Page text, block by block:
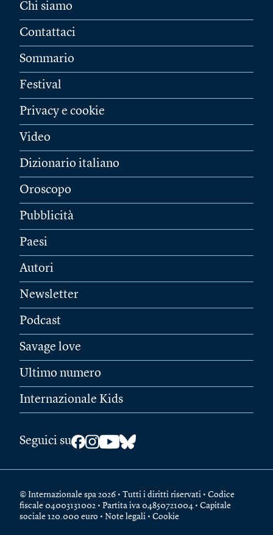
Chi siamo
Contattaci
Sommario
Festival
Privacy e cookie
Video
Dizionario italiano
Oroscopo
Pubblicità
Paesi
Autori
Newsletter
Podcast
Savage love
Ultimo numero
Internazionale Kids
Seguici su
© Internazionale spa 2026 • Tutti i diritti riservati • Codice
fiscale 04003131002 • Partita iva 04850721004 • Capitale
sociale 120.000 euro • Note legali • Cookie